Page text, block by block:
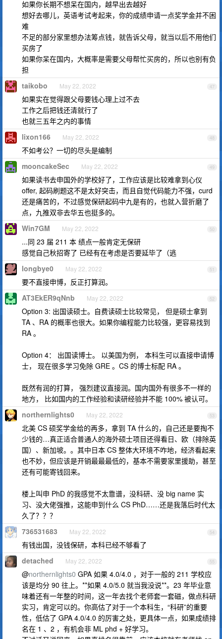
如果你长期不想呆在国内，越早出去越好
想好去哪儿，英语考试考起来，你的成绩申请一点奖学金并不困
难
不足的部分家里想办法筹点钱，就告诉父母，就当以后不用他们
买房了
如果你呆在国内，大概率是需要父母帮忙买房的，所以也别有负
担
47
taikobo May 22, 2022
如果实在觉得跟父母要钱心理上过不去
工作之后把钱还清就行了
也就三五年之内的事情
48
lixon166 May 22, 2022
不如考公？一切的尽头是编制
49
mooncakeSec May 22, 2022
如果读书去申国外的学校好了，工作应该是比较难拿到心仪
offer, 起码刷题这不是太好突击，而且自觉代码能力不强，curd
还是痛苦的，不过感觉保研起码中九是有的，也就入营折磨了
点，九推双非去华五也挺多的。
50
Win7GM May 22, 2022
...同 23 届 211 本 绩点一般肯定无保研
感觉自己秋招寄了 已经有在考虑是否要延毕了（逃
51
longbye0 May 22, 2022
要不直接申博，反正打算润。
52
AT3EkER9qNnb May 22, 2022
Option 3: 出国读硕士。自费读硕士比较常见， 但是硕士拿到
TA 、RA 的概率也很大。如果你编程能力比较强，更容易找到
RA 。
Option 4： 出国读博士。 以美国为例， 本科生可以直接申请博
士， 现在很多学习免除 GRE 。CS 的博士标配 RA 。
既然有润的打算， 强烈建议直接润。国内国外有很多不一样的
地方， 比如国内的工作经验和读研经验并不能 100% 被认可。
53
northernlights0 May 22, 2022
北美 CS 硕奖学金给的再多，拿到 TA 什么的，自己还是要掏不
少钱的…真正适合普通人的海外硕士项目还得看日、欧（排除英
国）、新加坡。。其中日本 CS 整体大环境不咋地，经济看起来
也不妙，但应该是开销最最最低的，基本不需要家里援助，甚至
还有可能寄钱回来。
楼上叫申 PhD 的我感觉不太靠谱，没科研、没 big name 实
习、没大佬强推，这能申到什么 CS PhD……还是我落后时代太
久了？？？
54
736531683 May 22, 2022
有钱出国，没钱保研，本科已经不够看了
55
detached May 22, 2022
@northernlights0 GPA 如果 4.0/4.0 ，对于一般的 211 学校应
该是均分 90 往上。**如果 4.0/5.0 就当我没说**。23 年毕业意
味着还有一年整的时间，这一年去找个老师套一套磁，做点科研
实习，肯定可以的。你高估了对于一个本科生，“科研”的重要
性，低估了 GPA 4.0/4.0 的厉害之处，更具体一点，如果成绩排
名在 1 、2 ，有机会非 ML phd + 好学习。